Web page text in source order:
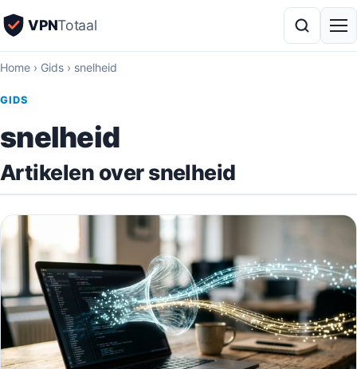
VPNTotaal
Home › Gids › snelheid
GIDS
snelheid
Artikelen over snelheid